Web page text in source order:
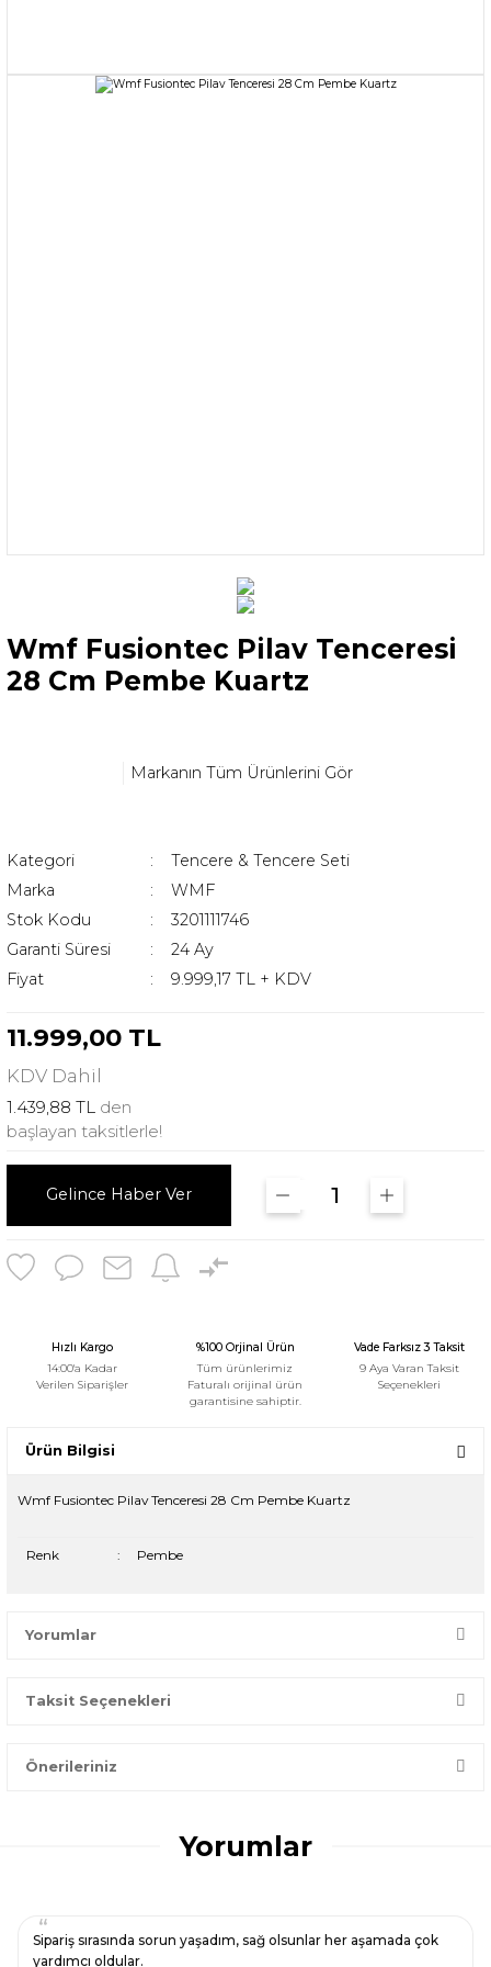
Wmf Fusiontec Pilav Tenceresi
28 Cm Pembe Kuartz
Markanın Tüm Ürünlerini Gör
Kategori
Tencere & Tencere Seti
Marka
WMF
Stok Kodu
3201111746
Garanti Süresi
24 Ay
Fiyat
9.999,17 TL + KDV
11.999,00 TL
KDV Dahil
1.439,88 TL den
başlayan taksitlerle!
Gelince Haber Ver
Hızlı Kargo
14:00'a Kadar
Verilen Siparişler
%100 Orjinal Ürün
Tüm ürünlerimiz
Faturalı orijinal ürün
garantisine sahiptir.
Vade Farksız 3 Taksit
9 Aya Varan Taksit
Seçenekleri
Ürün Bilgisi
Wmf Fusiontec Pilav Tenceresi 28 Cm Pembe Kuartz
Renk : Pembe
Yorumlar
Taksit Seçenekleri
Önerileriniz
konularda yetersiz gördüğünüz noktaları öneri formunu
kullanarak tarafımıza iletebilirsiniz.
Ürün resmi kalitesiz, bozuk veya görüntülenemiyor.
Ürün açıklamasında eksik bilgiler bulunuyor.
Yorumlar
Sipariş sırasında sorun yaşadım, sağ olsunlar her aşamada çok
yardımcı oldular.